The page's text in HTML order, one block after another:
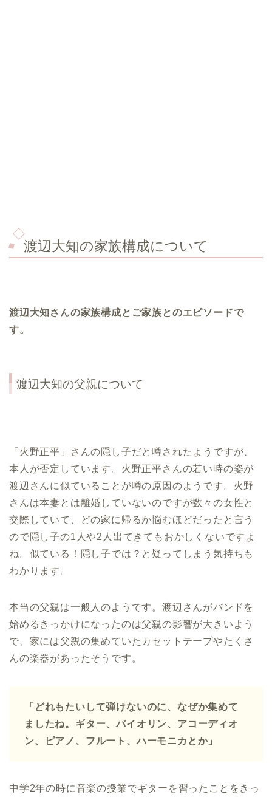
渡辺大知の家族構成について
渡辺大知さんの家族構成とご家族とのエピソードで
す。
渡辺大知の父親について
「火野正平」さんの隠し子だと噂されたようですが、
本人が否定しています。火野正平さんの若い時の姿が
渡辺さんに似ていることが噂の原因のようです。火野
さんは本妻とは離婚していないのですが数々の女性と
交際していて、どの家に帰るか悩むほどだったと言う
ので隠し子の1人や2人出てきてもおかしくないですよ
ね。似ている！隠し子では？と疑ってしまう気持ちも
わかります。
本当の父親は一般人のようです。渡辺さんがバンドを
始めるきっかけになったのは父親の影響が大きいよう
で、家には父親の集めていたカセットテープやたくさ
んの楽器があったそうです。
「どれもたいして弾けないのに、なぜか集めて
ましたね。ギター、バイオリン、アコーディオ
ン、ピアノ、フルート、ハーモニカとか」
中学2年の時に音楽の授業でギターを習ったことをきっ